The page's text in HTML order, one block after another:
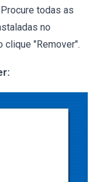
todas as
no
clique "Remover".